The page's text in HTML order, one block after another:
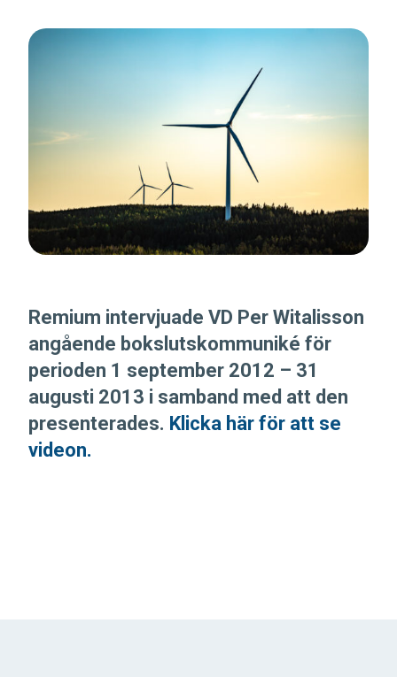
Remium intervjuade VD Per Witalisson
angående bokslutskommuniké för
perioden 1 september 2012 – 31
augusti 2013 i samband med att den
presenterades. Klicka här för att se
videon.